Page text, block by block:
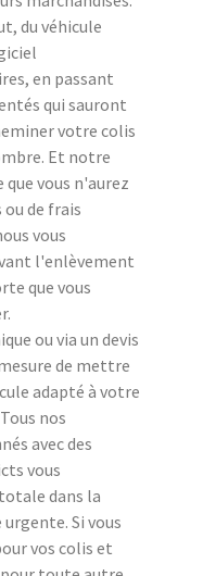
du véhicule
en passant
qui sauront
votre colis
Et notre
vous n'aurez
ou de frais
vous
l'enlèvement
que vous
ou via un devis
de mettre
adapté à votre
nos
avec des
vous
dans la
Si vous
vos colis et